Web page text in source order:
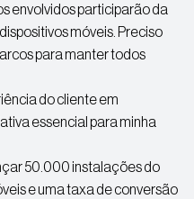
envolvidos participarão da
móveis. Preciso
para manter todos
do cliente em
essencial para minha
50.000 instalações do
e uma taxa de conversão